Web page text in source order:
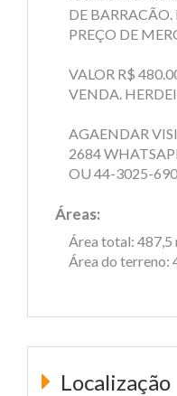
DE
PREÇO DE
VALOR R$
VENDA.
AGAENDAR
2684
OU 44-3025-
Áreas:
Área total: 487,5
Área do terreno:
Localização